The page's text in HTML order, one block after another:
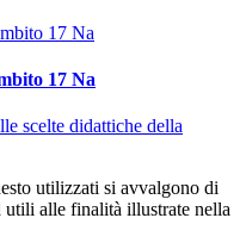
17 Na
scelte didattiche della
utilizzati si avvalgono di
utili alle finalità illustrate nella